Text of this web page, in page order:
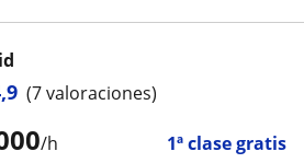
/h 1ª clase gratis
(7 valoraciones)